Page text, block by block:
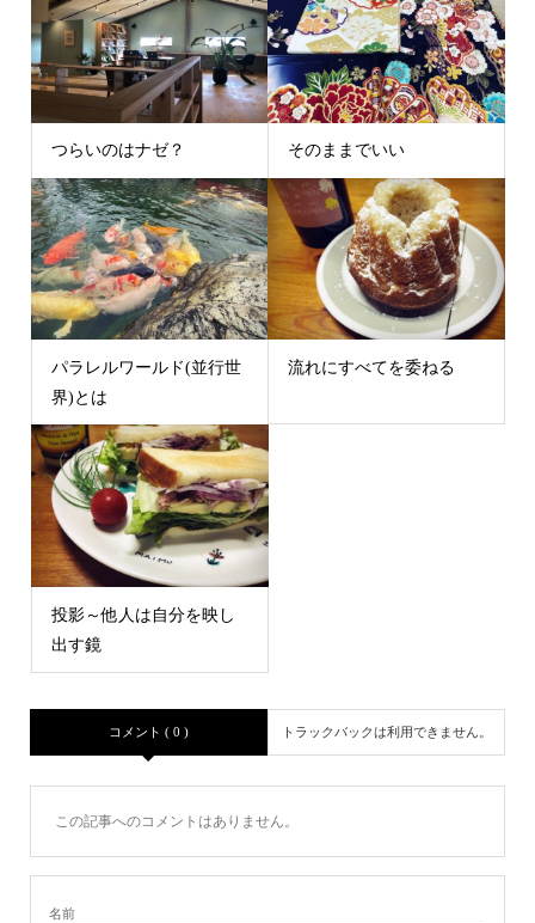
つらいのはナゼ？ そのままでいい
パラレルワールド(並行世
界)とは
流れにすべてを委ねる
投影～他人は自分を映し
出す鏡
コメント ( 0 ) トラックバックは利用できません。
この記事へのコメントはありません。
名前